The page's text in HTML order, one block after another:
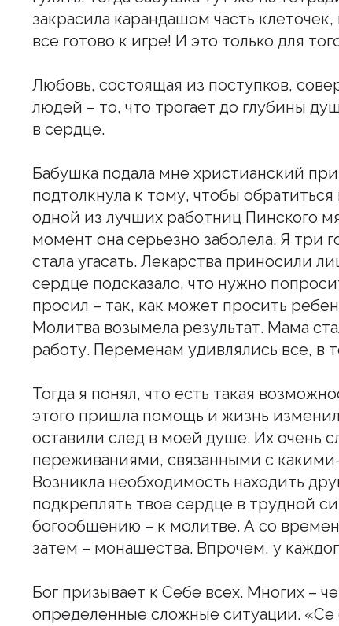
закрасила карандашом часть
все готово к игре! И это только для
Любовь, состоящая из поступков,
людей – то, что трогает до глубины
в сердце.
Бабушка подала мне христианский
подтолкнула к тому, чтобы
одной из лучших работниц Пинского
момент она серьезно заболела. Я три
стала угасать. Лекарства приносили
сердце подсказало, что нужно
просил – так, как может просить
Молитва возымела результат. Мама
работу. Переменам удивлялись все, в
Тогда я понял, что есть такая
этого пришла помощь и жизнь
оставили след в моей душе. Их очень
переживаниями, связанными с
Возникла необходимость находить
подкреплять твое сердце в трудной
богообщению – к молитве. А со
затем – монашества. Впрочем, у
Бог призывает к Себе всех. Многих –
определенные сложные ситуации. «Се